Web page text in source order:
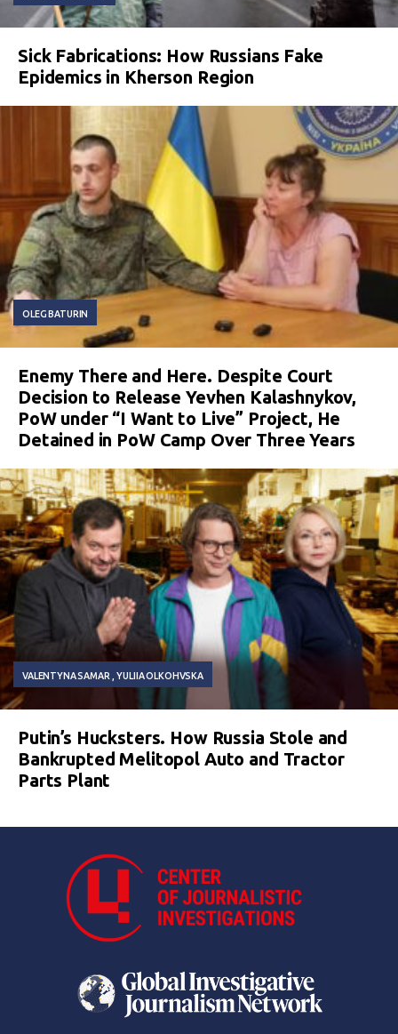
Sick Fabrications: How Russians Fake
Epidemics in Kherson Region
OLEG BATURIN
Enemy There and Here. Despite Court
Decision to Release Yevhen Kalashnykov,
PoW under “I Want to Live” Project, He
Detained in PoW Camp Over Three Years
VALENTYNA SAMAR YULIIA OLKOHVSKA
Putin’s Hucksters. How Russia Stole and
Bankrupted Melitopol Auto and Tractor
Parts Plant